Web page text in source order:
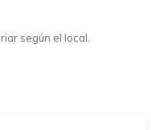
según el local.